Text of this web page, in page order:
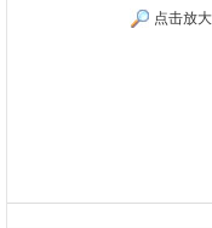
点击放大